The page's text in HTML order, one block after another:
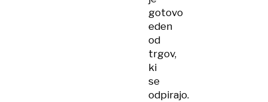
gotovo
eden
od
trgov,
ki
se
odpirajo.